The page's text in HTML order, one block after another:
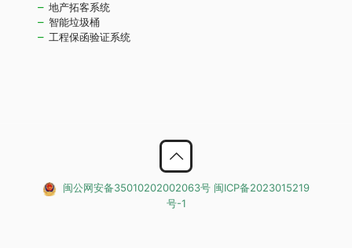
地产拓客系统
智能垃圾桶
工程保函验证系统
闽公网安备35010202002063号 闽ICP备2023015219
号-1